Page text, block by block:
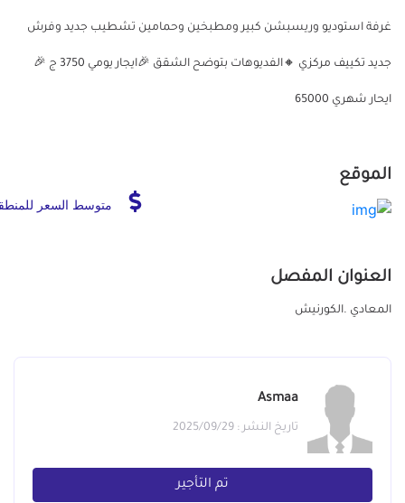
غرفة استوديو وريسبشن كبير ومطبخين وحمامين تشطيب جديد وفرش
جديد تكييف مركزي 🔸الفديوهات بتوضح الشقق 🎉ايجار يومي 3750 ج 🎉
ايحار شهري 65000
الموقع
متوسط السعر
العنوان المفصل
المعادي .الكورنيش
Asmaa
تاريخ النشر : 2025/09/29
تم التأجير